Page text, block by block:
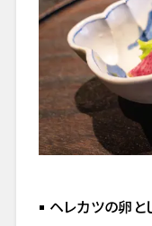
ヘレカツの卵と